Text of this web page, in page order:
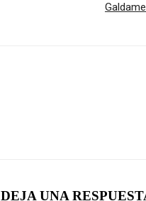
DEJA UNA